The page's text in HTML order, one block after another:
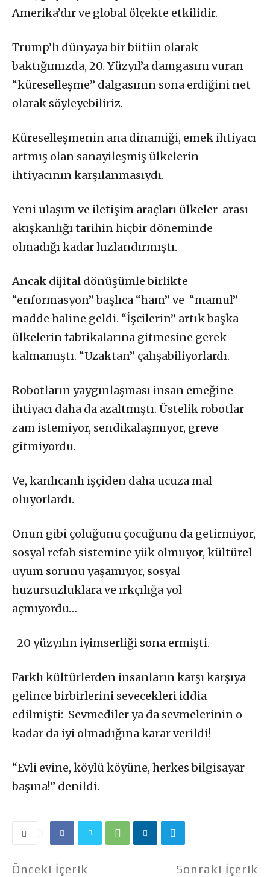
Amerika’dır ve global ölçekte etkilidir.
Trump’lı dünyaya bir bütün olarak
baktığımızda, 20. Yüzyıl’a damgasını vuran
“küreselleşme” dalgasının sona erdiğini net
olarak söyleyebiliriz.
Küreselleşmenin ana dinamiği, emek ihtiyacı
artmış olan sanayileşmiş ülkelerin
ihtiyacının karşılanmasıydı.
Yeni ulaşım ve iletişim araçları ülkeler-arası
akışkanlığı tarihin hiçbir döneminde
olmadığı kadar hızlandırmıştı.
Ancak dijital dönüşümle birlikte
“enformasyon” başlıca “ham” ve “mamul”
madde haline geldi. “İşcilerin” artık başka
ülkelerin fabrikalarına gitmesine gerek
kalmamıştı. “Uzaktan” çalışabiliyorlardı.
Robotların yaygınlaşması insan emeğine
ihtiyacı daha da azaltmıştı. Üstelik robotlar
zam istemiyor, sendikalaşmıyor, greve
gitmiyordu.
Ve, kanlıcanlı işçiden daha ucuza mal
oluyorlardı.
Onun gibi çoluğunu çocuğunu da getirmiyor,
sosyal refah sistemine yük olmuyor, kültürel
uyum sorunu yaşamıyor, sosyal
huzursuzluklara ve ırkçılığa yol
açmıyordu…
20 yüzyılın iyimserliği sona ermişti.
Farklı kültürlerden insanların karşı karşıya
gelince birbirlerini sevecekleri iddia
edilmişti: Sevmediler ya da sevmelerinin o
kadar da iyi olmadığına karar verildi!
“Evli evine, köylü köyüne, herkes bilgisayar
başına!” denildi.
Önceki İçerik Sonraki İçerik